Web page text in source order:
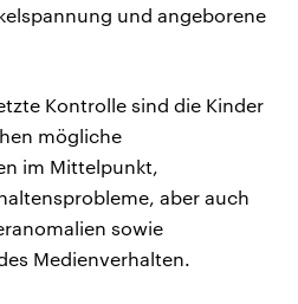
und angeborene
Kontrolle sind die Kinder
mögliche
im Mittelpunkt,
aber auch
sowie
Medienverhalten.